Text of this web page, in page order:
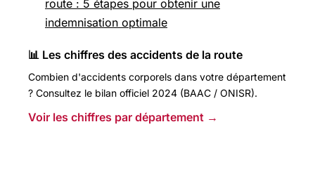
route : 5 étapes pour obtenir une
indemnisation optimale
📊 Les chiffres des accidents de la route
Combien d'accidents corporels dans votre département
? Consultez le bilan officiel 2024 (BAAC / ONISR).
Voir les chiffres par département →